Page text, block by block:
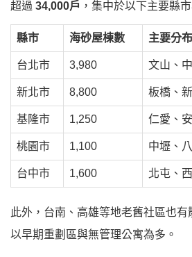
超過 34,000戶 ，集中於以下主要縣市
縣市 海砂屋棟數 主要分
台北市 3,980 文山、
新北市 8,800 板橋、
基隆市 1,250 仁愛、
桃園市 1,100 中壢、
台中市 1,600 北屯、
此外，台南、高雄等地老舊社區也
以早期重劃區與無管理公寓為多。